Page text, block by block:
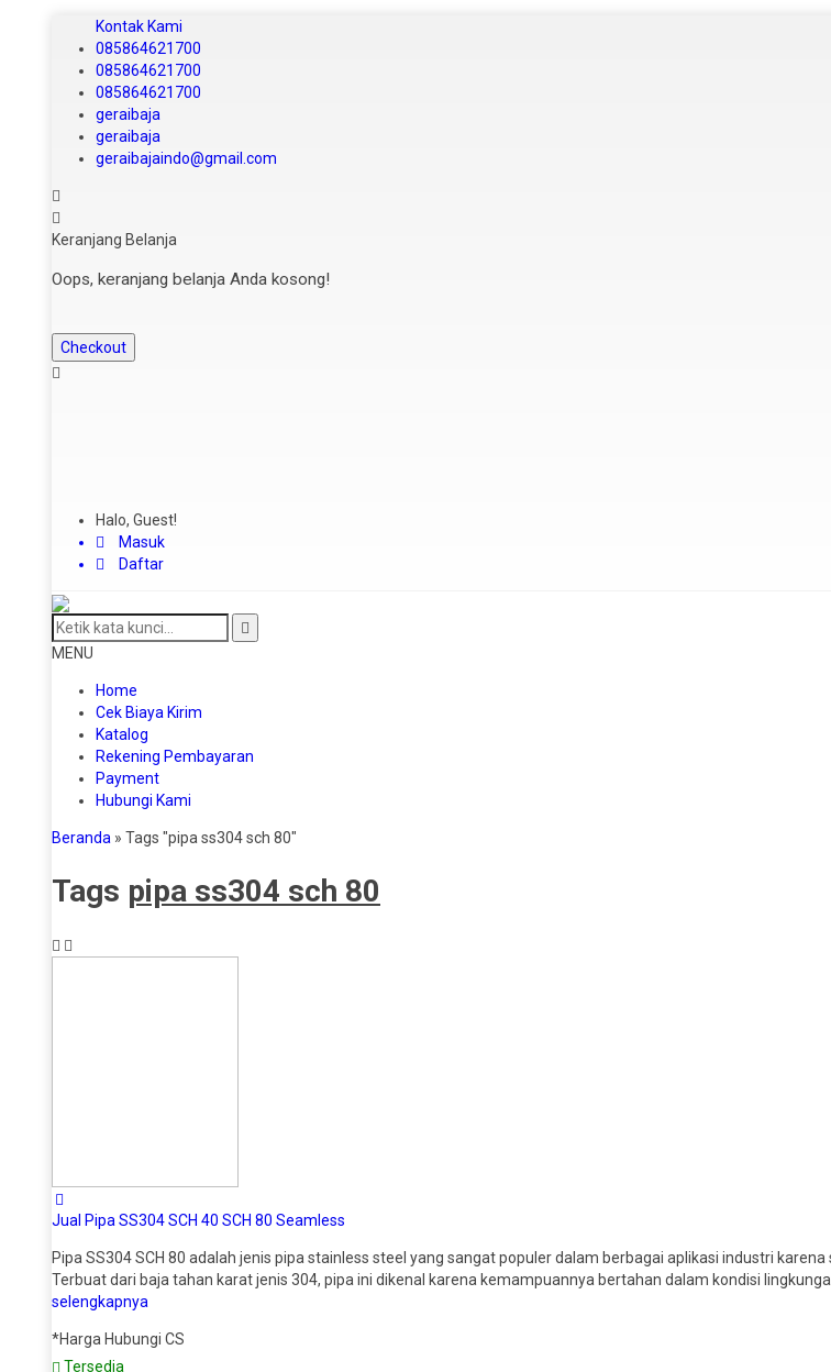
Kontak Kami
085864621700
085864621700
085864621700
geraibaja
geraibaja
geraibajaindo@gmail.com
Keranjang Belanja
Oops, keranjang belanja Anda kosong!
Checkout
Halo, Guest!
Masuk
Daftar
MENU
Home
Cek Biaya Kirim
Katalog
Rekening Pembayaran
Payment
Hubungi Kami
Beranda » Tags "pipa ss304 sch 80"
Tags pipa ss304 sch 80
Jual Pipa SS304 SCH 40 SCH 80 Seamless
Pipa SS304 SCH 80 adalah jenis pipa stainless steel yang sangat populer dalam berbagai aplikasi industri
Terbuat dari baja tahan karat jenis 304, pipa ini dikenal karena kemampuannya bertahan dalam kondisi
selengkapnya
*Harga Hubungi CS
Tersedia